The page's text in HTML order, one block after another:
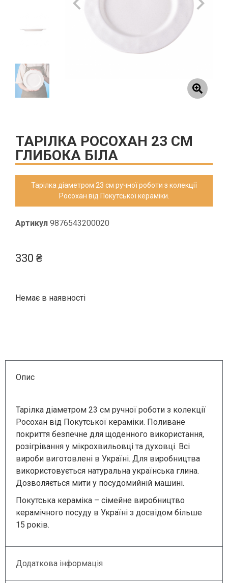
ТАРІЛКА РОСОХАН 23 СМ
ГЛИБОКА БІЛА
Тарілка діаметром 23 см ручної роботи з колекції
Росохан від Покутської кераміки.
Артикул 9876543200020
330 ₴
Немає в наявності
Опис
Тарілка діаметром 23 см ручної роботи з колекції
Росохан від Покутської кераміки. Поливане
покриття безпечне для щоденного використання,
розігрівання у мікрохвильовці та духовці. Всі
вироби виготовлені в Україні. Для виробництва
використовується натуральна українська глина.
Дозволяється мити у посудомийній машині.
Покутська кераміка – сімейне виробництво
керамічного посуду в Україні з досвідом більше
15 років.
Додаткова інформація